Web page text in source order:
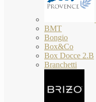
BMT
Bongio
Box&Co
Box Docce 2.B
Branchetti